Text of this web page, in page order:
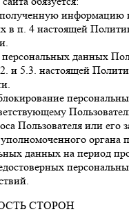
полученную информацию
в п. 4 настоящей
данных
и 5.3. настоящей
Пользователя или его
органа
данных на период
СТОРОН